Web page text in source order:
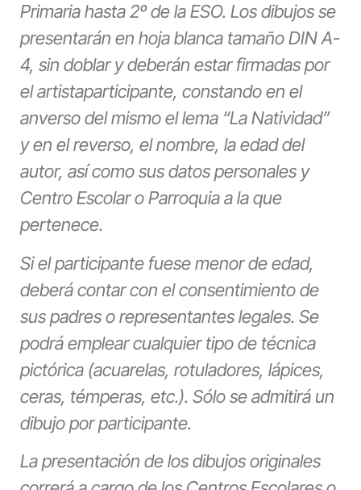
Primaria hasta 2º de la ESO. Los dibujos se
presentarán en hoja blanca tamaño DIN A-
4, sin doblar y deberán estar firmadas por
el artistaparticipante, constando en el
anverso del mismo el lema “La Natividad”
y en el reverso, el nombre, la edad del
autor, así como sus datos personales y
Centro Escolar o Parroquia a la que
pertenece.
Si el participante fuese menor de edad,
deberá contar con el consentimiento de
sus padres o representantes legales. Se
podrá emplear cualquier tipo de técnica
pictórica (acuarelas, rotuladores, lápices,
ceras, témperas, etc.). Sólo se admitirá un
dibujo por participante.
La presentación de los dibujos originales